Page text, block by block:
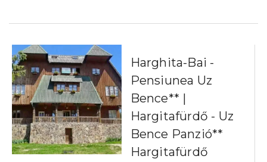
Harghita-Bai -
Pensiunea Uz
Bence** |
Hargitafürdő - Uz
Bence Panzió**
Hargitafürdő